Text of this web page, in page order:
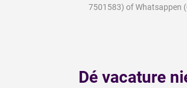
7501583) of Whatsappen
Dé vacature